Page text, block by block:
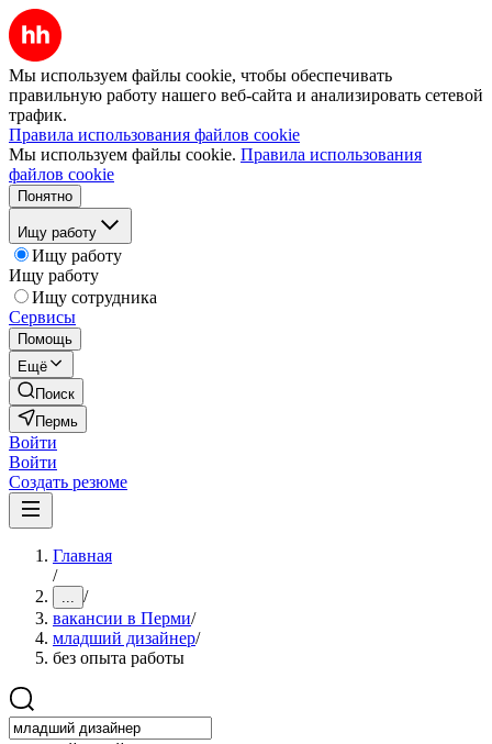
Мы используем файлы cookie, чтобы обеспечивать
правильную работу нашего веб-сайта и анализировать сетевой
трафик.
Правила использования файлов cookie
Мы используем файлы cookie. Правила использования
файлов cookie
Понятно
Ищу работу
Ищу работу
Ищу работу
Ищу сотрудника
Сервисы
Помощь
Ещё
Поиск
Пермь
Войти
Войти
Создать резюме
Главная
/
... /
вакансии в Перми/
младший дизайнер/
без опыта работы